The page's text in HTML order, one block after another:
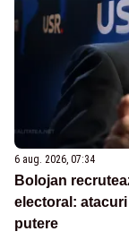
6 aug. 2026, 07:34
Bolojan
electoral:
putere